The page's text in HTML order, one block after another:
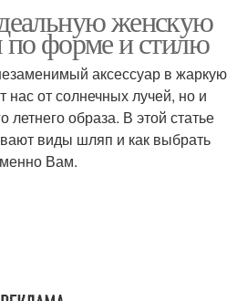
женскую
форме и стилю
аксессуар в жаркую
нас от солнечных лучей, но и
летнего образа. В этой статье
виды шляп и как выбрать
Вам.